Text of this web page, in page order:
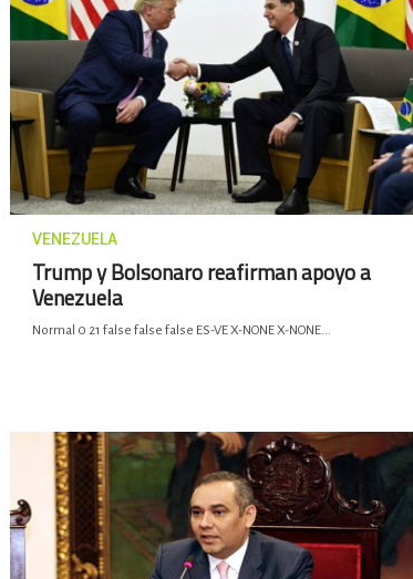
VENEZUELA
Trump y Bolsonaro reafirman apoyo a
Venezuela
Normal 0 21 false false false ES-VE X-NONE X-NONE...